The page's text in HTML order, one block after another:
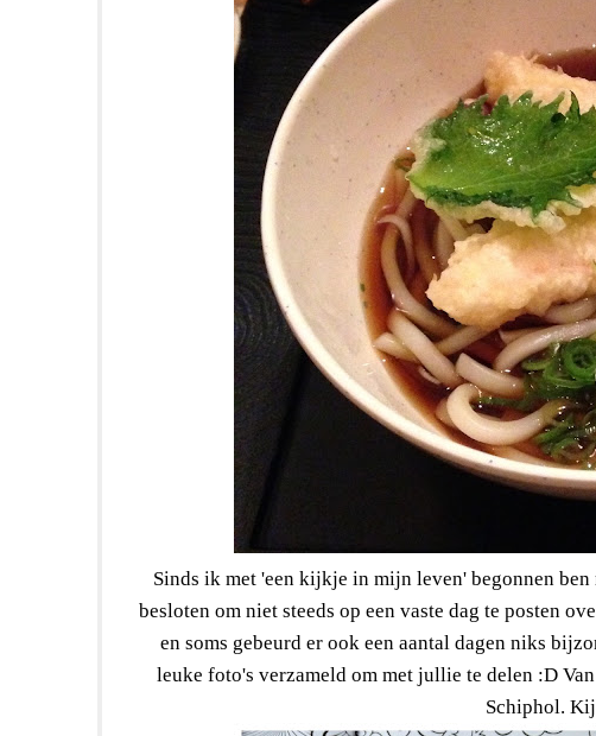
Sinds ik met 'een kijkje in mijn leven' begonnen
besloten om niet steeds op een vaste dag te posten
en soms gebeurd er ook een aantal dagen niks
leuke foto's verzameld om met jullie te delen :D
Schiphol.